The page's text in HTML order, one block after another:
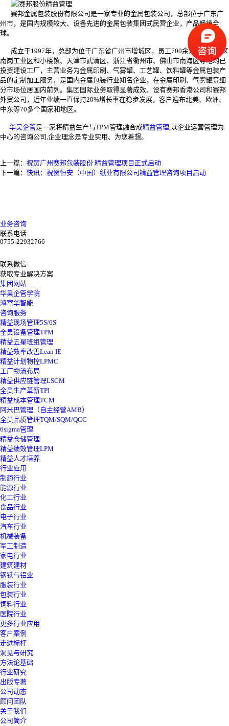
赛邦金属包装股份有限公司是一家专业的金属包装公司，总部位于广东广
州市，是国内规模较大、设备先进的金属包装集团式民营企业，产品畅销全
球。
成立于1997年，总部为位于广东省广州市增城区，员工700余人，在增城区
南岗工业区和小楼镇、天津市武清区、浙江省衢州市、佛山市南海区等地均已
投资建设工厂，主营业务为金属印刷、气雾罐、工艺罐、饮料罐等金属包装产
品的定制加工服务，是国内金属包装行业知名企业，在金属印刷、气雾罐等细
分市场位居国内前列。集团国际业务取得显著成效，设有赛邦香港公司和赛邦
外贸公司，近年业绩一直保持20%增长率在稳步发展，客户遍布北美、欧洲、
中东等70多个国家和地区。
华昊企管是一家将精益生产与TPM管理融合成精益管理,以企业运营管理为
中心的咨询公司,企业理念是专业实用、为您着想。
上一篇： 祝贺广州赛邦包装股份 精益管理项目正式启动
下一篇： 快讯：祝贺恒安（中国）纸业有限公司精益管理咨询项目启动
业务咨询
联系电话
0755-22932766
联系微信
获取专业解决方案
集团网站
华昊企管学院
鸿富华智能
咨询服务
精益现场管理5S/6S
全员设备管理TPM
精益五星班组管理
精益效率改善Lean IE
精益计划物控LPMC
工厂物流布局
精益供应链管理LSCM
全员生产革新TPI
精益成本管理TCM
阿米巴管理（自主经营AMB）
全员品质管理TQM/SQM/QCC
6sigma管理
精益仓储管理
精益绩效管理LPM
精益人才培养
行业应用
制药行业
能源行业
化工行业
食品行业
电子行业
汽车行业
机械装备
军工制造
家电行业
建筑建材
钢铁与铝业
服装行业
包装行业
饲料行业
医院行业
更多行业应用
客户案例
走进标杆
洞见与研究
方法论基础
行业研究
出版专著
公司动态
顾问团队
关于我们
公司简介